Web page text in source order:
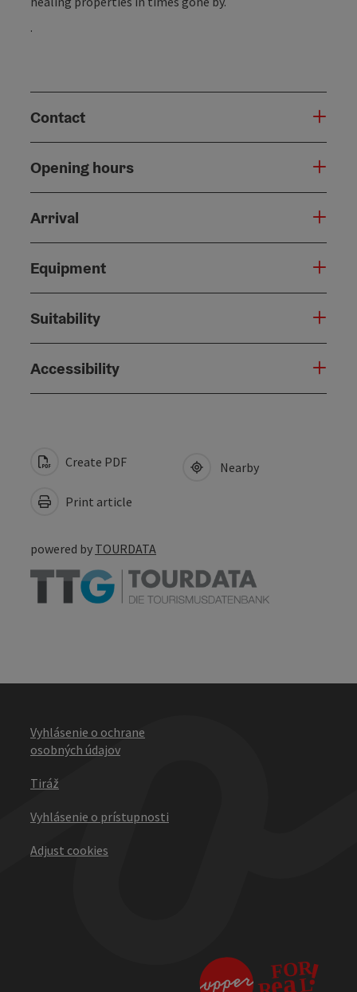
.
Contact
Opening hours
Arrival
Equipment
Suitability
Accessibility
Create PDF
Print article
Nearby
powered by TOURDATA
Vyhlásenie o ochrane
osobných údajov
Tiráž
Vyhlásenie o prístupnosti
Adjust cookies